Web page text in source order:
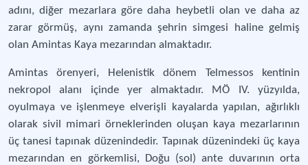
adını, diğer mezarlara göre daha heybetli olan ve daha az
zarar görmüş, aynı zamanda şehrin simgesi haline gelmiş
olan Amintas Kaya mezarından almaktadır.
Amintas örenyeri, Helenistik dönem Telmessos kentinin
nekropol alanı içinde yer almaktadır. MÖ IV. yüzyılda,
oyulmaya ve işlenmeye elverişli kayalarda yapılan, ağırlıklı
olarak sivil mimari örneklerinden oluşan kaya mezarlarının
üç tanesi tapınak düzenindedir. Tapınak düzenindeki üç kaya
mezarından en görkemlisi, Doğu (sol) ante duvarının orta